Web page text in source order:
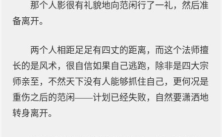
那个人影很有礼貌地向范闲行了一礼，然后准
备离开。
两个人相距足足有四丈的距离，而这个法师擅
长的是风术，很自信如果自己逃跑，除非是四大宗
师亲至，不然天下没有人能够抓住自己，更何况是
重伤之后的范闲——计划已经失败，自然要潇洒地
转身离开。